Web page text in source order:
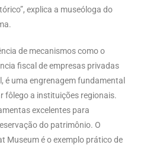
explica a museóloga do
de mecanismos como o
fiscal de empresas privadas
é uma engrenagem fundamental
fôlego a instituições regionais.
excelentes para
do patrimônio. O
Museum é o exemplo prático de